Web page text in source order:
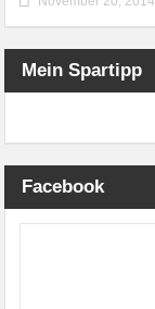
Mein Spartipp
Facebook